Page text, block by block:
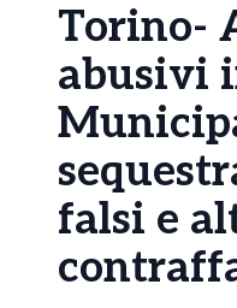
Torino-
abusivi
falsi e